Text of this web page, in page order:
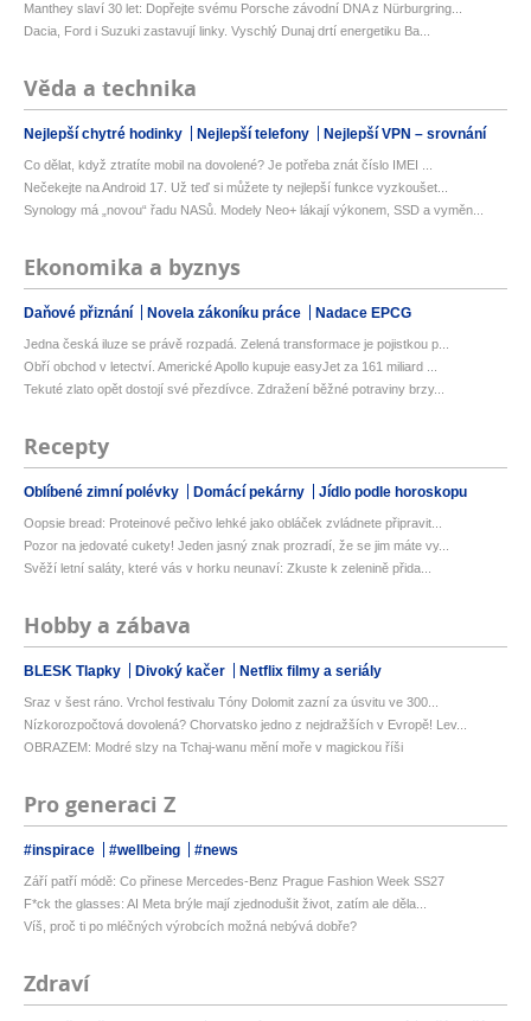
Manthey slaví 30 let: Dopřejte svému Porsche závodní DNA z Nürburgring...
Dacia, Ford i Suzuki zastavují linky. Vyschlý Dunaj drtí energetiku Ba...
Věda a technika
Nejlepší chytré hodinky Nejlepší telefony Nejlepší VPN – srovnání
Co dělat, když ztratíte mobil na dovolené? Je potřeba znát číslo IMEI ...
Nečekejte na Android 17. Už teď si můžete ty nejlepší funkce vyzkoušet...
Synology má „novou“ řadu NASů. Modely Neo+ lákají výkonem, SSD a vyměn...
Ekonomika a byznys
Daňové přiznání Novela zákoníku práce Nadace EPCG
Jedna česká iluze se právě rozpadá. Zelená transformace je pojistkou p...
Obří obchod v letectví. Americké Apollo kupuje easyJet za 161 miliard ...
Tekuté zlato opět dostojí své přezdívce. Zdražení běžné potraviny brzy...
Recepty
Oblíbené zimní polévky Domácí pekárny Jídlo podle horoskopu
Oopsie bread: Proteinové pečivo lehké jako obláček zvládnete připravit...
Pozor na jedovaté cukety! Jeden jasný znak prozradí, že se jim máte vy...
Svěží letní saláty, které vás v horku neunaví: Zkuste k zelenině přida...
Hobby a zábava
BLESK Tlapky Divoký kačer Netflix filmy a seriály
Sraz v šest ráno. Vrchol festivalu Tóny Dolomit zazní za úsvitu ve 300...
Nízkorozpočtová dovolená? Chorvatsko jedno z nejdražších v Evropě! Lev...
OBRAZEM: Modré slzy na Tchaj-wanu mění moře v magickou říši
Pro generaci Z
#inspirace #wellbeing #news
Září patří módě: Co přinese Mercedes-Benz Prague Fashion Week SS27
F*ck the glasses: AI Meta brýle mají zjednodušit život, zatím ale děla...
Víš, proč ti po mléčných výrobcích možná nebývá dobře?
Zdraví